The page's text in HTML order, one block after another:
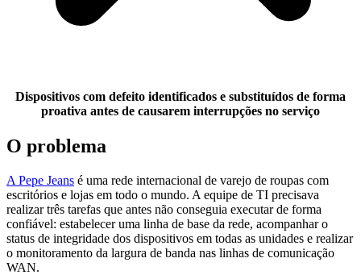
Dispositivos com defeito identificados e substituídos de forma
proativa antes de causarem interrupções no serviço
O problema
A Pepe Jeans é uma rede internacional de varejo de roupas com
escritórios e lojas em todo o mundo. A equipe de TI precisava
realizar três tarefas que antes não conseguia executar de forma
confiável: estabelecer uma linha de base da rede, acompanhar o
status de integridade dos dispositivos em todas as unidades e realizar
o monitoramento da largura de banda nas linhas de comunicação
WAN.